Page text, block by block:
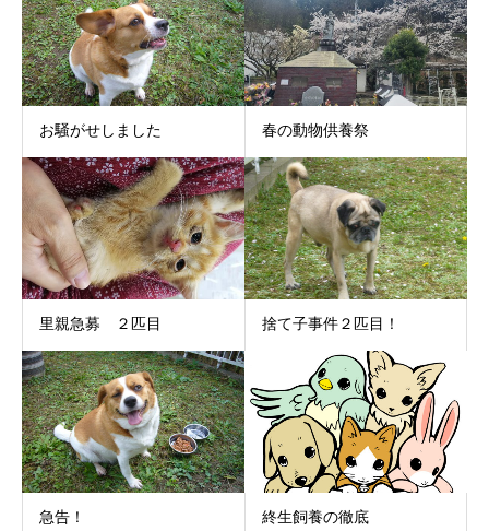
お騒がせしました 春の動物供養祭
里親急募 ２匹目 捨て子事件２匹目！
急告！ 終生飼養の徹底